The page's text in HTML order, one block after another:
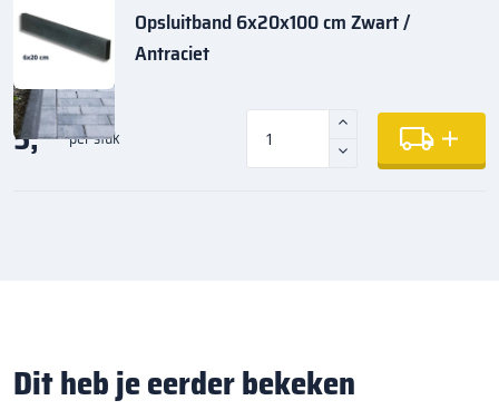
Opsluitband 6x20x100 cm Zwart /
Antraciet
5,35 per stuk
Dit heb je eerder bekeken